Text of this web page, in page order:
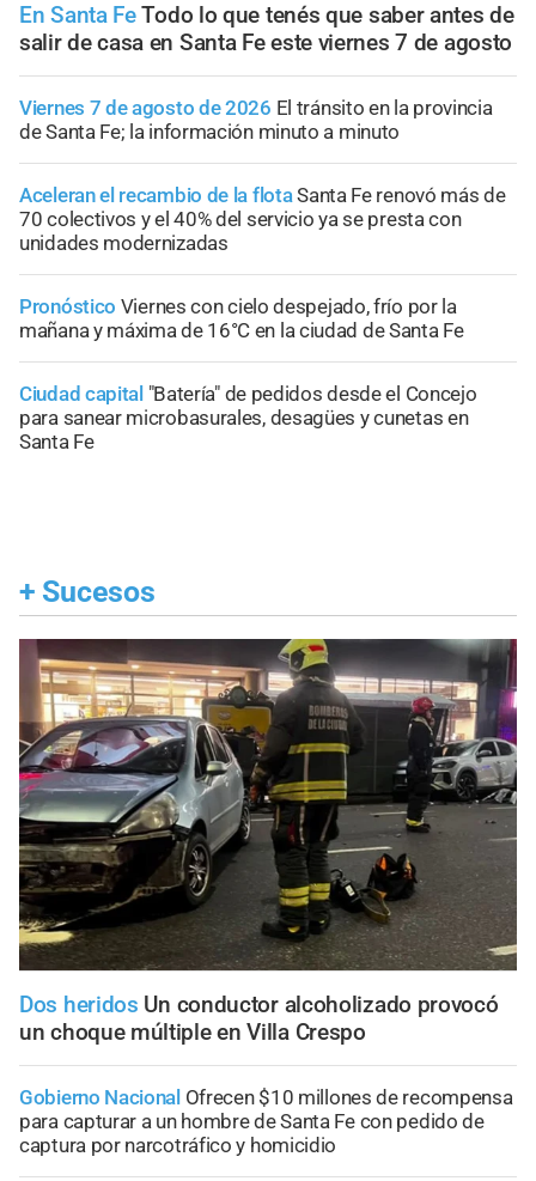
En Santa FeTodo lo que tenés que saber antes de
salir de casa en Santa Fe este viernes 7 de agosto
Viernes 7 de agosto de 2026 El tránsito en la provincia
de Santa Fe; la información minuto a minuto
Aceleran el recambio de la flotaSanta Fe renovó más de
70 colectivos y el 40% del servicio ya se presta con
unidades modernizadas
Pronóstico Viernes con cielo despejado, frío por la
mañana y máxima de 16°C en la ciudad de Santa Fe
Ciudad capital "Batería" de pedidos desde el Concejo
para sanear microbasurales, desagües y cunetas en
Santa Fe
+ Sucesos
Dos heridos Un conductor alcoholizado provocó
un choque múltiple en Villa Crespo
Gobierno Nacional Ofrecen $10 millones de recompensa
para capturar a un hombre de Santa Fe con pedido de
captura por narcotráfico y homicidio